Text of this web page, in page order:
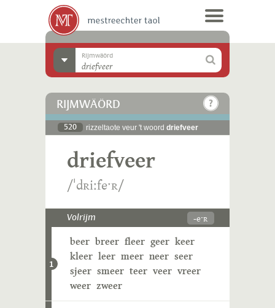
Rijmwäörd
RIJMWÄÖRD
520 rizzeltaote veur 't woord driefveer
driefveer
/ˈdʀiːfeˑʀ/
Volrijm -eˑʀ
1
beer breer fleer geer keer
kleer leer meer neer seer
sjeer smeer teer veer vreer
weer zweer